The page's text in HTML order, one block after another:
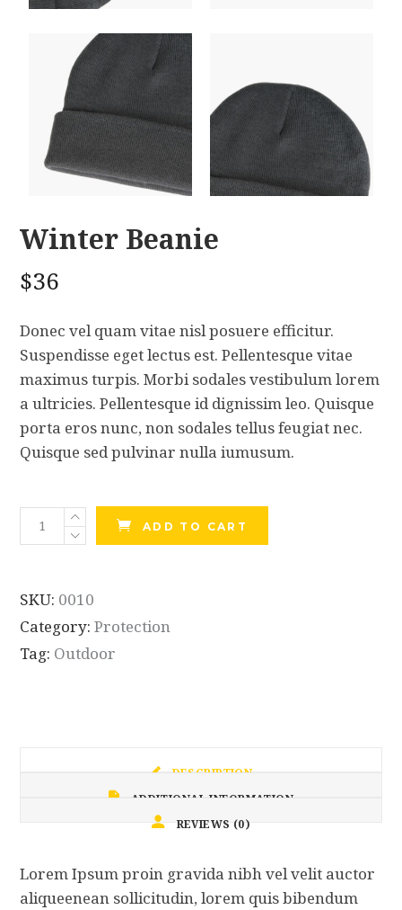
Winter Beanie
$36
Donec vel quam vitae nisl posuere efficitur.
Suspendisse eget lectus est. Pellentesque vitae
maximus turpis. Morbi sodales vestibulum lorem
a ultricies. Pellentesque id dignissim leo. Quisque
porta eros nunc, non sodales tellus feugiat nec.
Quisque sed pulvinar nulla iumusum.
Winter
Beanie
ADD TO CART
SKU: 0010
Category:Protection
Tag: Outdoor
DESCRIPTION
ADDITIONAL INFORMATION
REVIEWS (0)
Lorem Ipsum proin gravida nibh vel velit auctor
aliqueenean sollicitudin, lorem quis bibendum